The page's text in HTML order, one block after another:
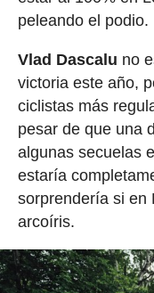
peleando el podio.
Vlad Dascalu no
victoria este año,
ciclistas más
pesar de que una
algunas secuelas
estaría
sorprendería si en
arcoíris.